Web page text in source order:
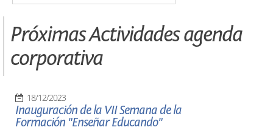
Próximas Actividades agenda
corporativa
18/12/2023
Inauguración de la VII Semana de la
Formación "Enseñar Educando"